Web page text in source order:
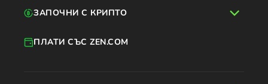
ПЛАТИ СЪС ZEN.COM
ЗАПОЧНИ С КРИПТО